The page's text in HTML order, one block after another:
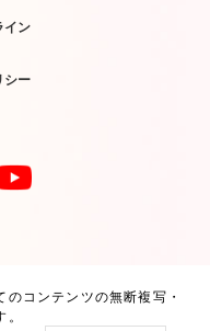
イン
シー
コンテンツの無断複写・